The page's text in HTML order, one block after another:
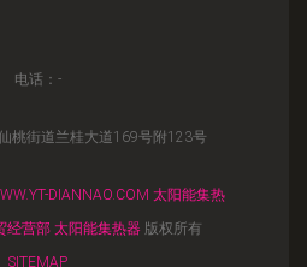
电话：-
桃街道兰桂大道169号附123号
DIANNAO.COM 太阳能集热
经营部 太阳能集热器版权所有
SITEMAP